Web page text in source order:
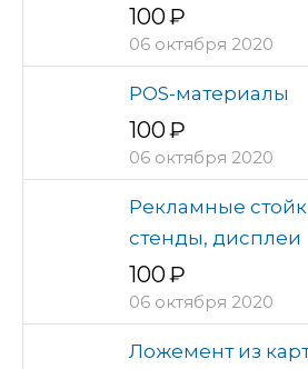
100
06 октября 2020
POS-материалы
100
06 октября 2020
Рекламные
стенды, дисплеи
100
06 октября 2020
Ложемент из